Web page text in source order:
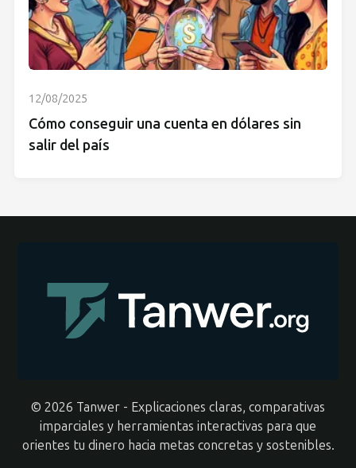
12/08/2025
Cómo conseguir una cuenta en dólares sin
salir del país
© 2026 Tanwer - Explicaciones claras, comparativas
imparciales y herramientas interactivas para que
orientes tu dinero hacia metas concretas y sostenibles.